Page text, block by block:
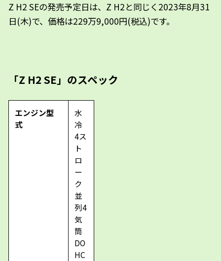
Z H2 SEの発売予定日は、Z H2と同じく2023年8月31
日(木)で、価格は229万9,000円(税込)です。
「Z H2 SE」のスペック
エンジン型
式
水
冷
4ス
ト
ロ
ー
ク
並
列4
気
筒
DO
HC